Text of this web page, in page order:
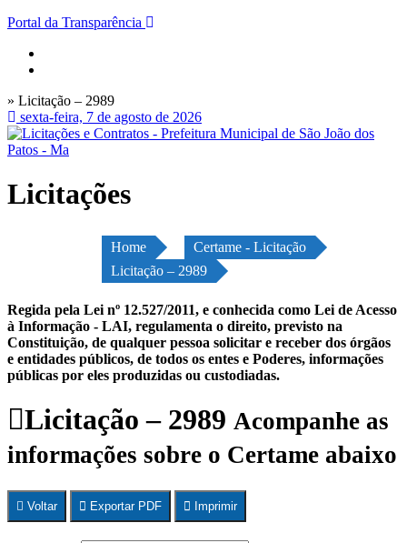
Portal da Transparência
» Licitação – 2989
sexta-feira, 7 de agosto de 2026
Licitações
Home
Certame - Licitação
Licitação – 2989
Regida pela Lei nº 12.527/2011, e conhecida como Lei de Acesso
à Informação - LAI, regulamenta o direito, previsto na
Constituição, de qualquer pessoa solicitar e receber dos órgãos
e entidades públicos, de todos os entes e Poderes, informações
públicas por eles produzidas ou custodiadas.
Licitação – 2989 Acompanhe as
informações sobre o Certame abaixo
Voltar Exportar PDF Imprimir